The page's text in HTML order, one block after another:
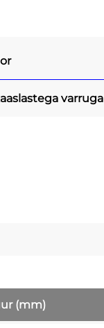
varruga
(mm)